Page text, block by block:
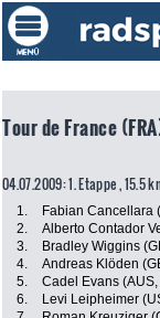
Tour de France
04.07.2009: 1. Etappe , 15.5
1. Fabian Cancellara
2.
Alberto Contador
3.
Bradley Wiggins
4.
Andreas Klöden
5.
Cadel Evans
6.
Levi Leipheimer